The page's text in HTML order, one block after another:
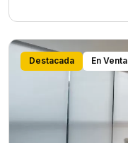
Destacada En Venta